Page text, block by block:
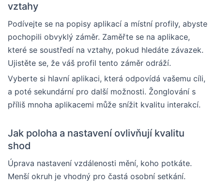
vztahy
Podívejte se na popisy aplikací a místní profily, abyste
pochopili obvyklý záměr. Zaměřte se na aplikace,
které se soustředí na vztahy, pokud hledáte závazek.
Ujistěte se, že váš profil tento záměr odráží.
Vyberte si hlavní aplikaci, která odpovídá vašemu cíli,
a poté sekundární pro další možnosti. Žonglování s
příliš mnoha aplikacemi může snížit kvalitu interakcí.
Jak poloha a nastavení ovlivňují kvalitu
shod
Úprava nastavení vzdálenosti mění, koho potkáte.
Menší okruh je vhodný pro častá osobní setkání.